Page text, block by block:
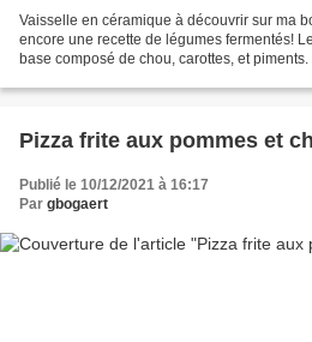
Vaisselle en céramique à découvrir sur ma
encore une recette de légumes fermentés!
base composé de chou, carottes, et
Pizza frite aux pommes et
Publié le 10/12/2021 à 16:17
Par gbogaert